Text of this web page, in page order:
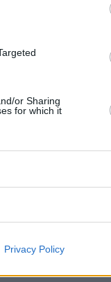
or Sharing
for which it
Privacy Policy
στο κάθισμά
και
τον Κόσμο, τη